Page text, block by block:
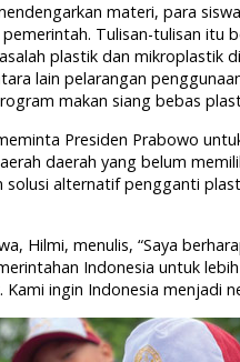
materi, para
Tulisan-tulisan itu
plastik dan mikroplastik
lain pelarangan
makan siang bebas
Presiden Prabowo
daerah yang belum
solusi alternatif pengganti
Hilmi, menulis, “Saya
Indonesia untuk
Kami ingin Indonesia menjadi